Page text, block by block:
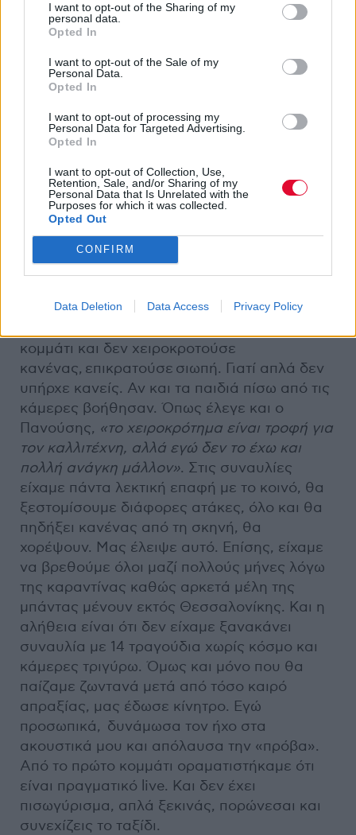
I want to opt-out of the Sharing of my
personal data.
Opted In
I want to opt-out of the Sale of my
Personal Data.
Opted In
I want to opt-out of processing my
Personal Data for Targeted Advertising.
Opted In
I want to opt-out of Collection, Use,
Retention, Sale, and/or Sharing of my
Personal Data that Is Unrelated with the
Purposes for which it was collected.
Opted Out
CONFIRM
Data Deletion Data Access Privacy Policy
Να είναι φυσικό δηλαδή. Ούτε υπήρχε πλάνο
για το πώς ενώνουμε τα κομμάτια. Ό,τι μας
όλοι in ear ακουστικά για να μη
«βρωμίσουμε» το ήδη χαμηλό σε ύψος
πατάρι με έξτρα θόρυβο στα μικρόφωνα της
ηχογράφησης, οπότε ακούγαμε
πεντακάθαρα τι παίζαμε. Ό,τι έχει γραφτεί σε
αυτήν τη συναυλία είναι ζωντανό, χωρίς
overdubs και έξτρα ηχογραφήσεις. Δεν ξέρω
αν θα κλάψω ή θα γελάσω, θα περιμένω να
ανέβει η συναυλία στο κανάλι να τη δω. Θα
είναι κάτι διαφορετικό και original.
να μη χορεύει κανείς;Μυστήρια κατάσταση!
κομμάτι και δεν χειροκροτούσε
κανένας, επικρατούσε σιωπή. Γιατί απλά δεν
υπήρχε κανείς. Αν και τα παιδιά πίσω από τις
κάμερες βοήθησαν. Όπως έλεγε και ο
Πανούσης, «το χειροκρότημα είναι τροφή για
τον καλλιτέχνη, αλλά εγώ δεν το έχω και
πολλή ανάγκη μάλλον». Στις συναυλίες
είχαμε πάντα λεκτική επαφή με το κοινό, θα
ξεστομίσουμε διάφορες ατάκες, όλο και θα
πηδήξει κανένας από τη σκηνή, θα
χορέψουν. Μας έλειψε αυτό. Επίσης, είχαμε
να βρεθούμε όλοι μαζί πολλούς μήνες λόγω
της καραντίνας καθώς αρκετά μέλη της
μπάντας μένουν εκτός Θεσσαλονίκης. Και η
αλήθεια είναι ότι δεν είχαμε ξανακάνει
συναυλία με 14 τραγούδια χωρίς κόσμο και
κάμερες τριγύρω. Όμως και μόνο που θα
παίζαμε ζωντανά μετά από τόσο καιρό
απραξίας, μας έδωσε κίνητρο. Εγώ
προσωπικά, δυνάμωσα τον ήχο στα
ακουστικά μου και απόλαυσα την «πρόβα».
Από το πρώτο κομμάτι οραματιστήκαμε ότι
είναι πραγματικό live. Και δεν έχει
πισωγύρισμα, απλά ξεκινάς, πορώνεσαι και
συνεχίζεις το ταξίδι.